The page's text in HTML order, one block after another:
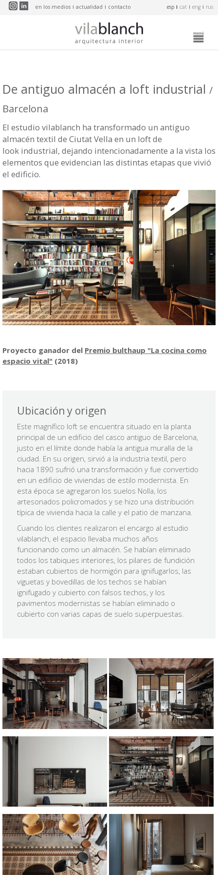
Pasar al contenido principal
en los medios actualidad contacto esp cat eng rus
De antiguo almacén a loft industrial /
Barcelona
El estudio vilablanch ha transformado un antiguo
almacén textil de Ciutat Vella en un loft de
look industrial, dejando intencionadamente a la vista los
elementos que evidencian las distintas etapas que vivió
el edificio.
Proyecto ganador del Premio bulthaup "La cocina como
espacio vital" (2018)
Ubicación y origen
Este magnífico loft se encuentra situado en la planta
principal de un edificio del casco antiguo de Barcelona,
justo en el límite donde había la antigua muralla de la
ciudad. En su origen, sirvió a la industria textil, pero
hacia 1890 sufrió una transformación y fue convertido
en un edificio de viviendas de estilo modernista. En
esta época se agregaron los suelos Nolla, los
artesonados policromados y se hizo una distribución
típica de vivienda hacia la calle y el patio de manzana.
Cuando los clientes realizaron el encargo al estudio
vilablanch, el espacio llevaba muchos años
funcionando como un almacén. Se habían eliminado
todos los tabiques interiores, los pilares de fundición
estaban cubiertos de hormigón para ignifugarlos, las
viguetas y bovedillas de los techos se habían
ignifugado y cubierto con falsos techos, y los
pavimentos modernistas se habían eliminado o
cubierto con varias capas de suelo superpuestas.